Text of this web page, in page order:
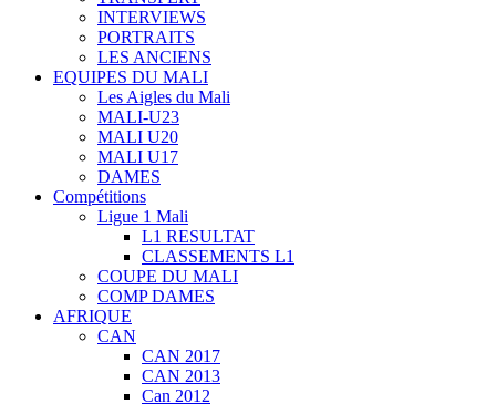
INTERVIEWS
PORTRAITS
LES ANCIENS
EQUIPES DU MALI
Les Aigles du Mali
MALI-U23
MALI U20
MALI U17
DAMES
Compétitions
Ligue 1 Mali
L1 RESULTAT
CLASSEMENTS L1
COUPE DU MALI
COMP DAMES
AFRIQUE
CAN
CAN 2017
CAN 2013
Can 2012